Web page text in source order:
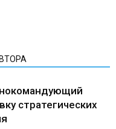
стратегических